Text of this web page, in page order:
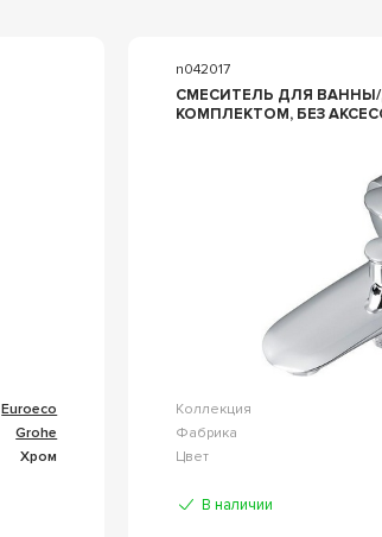
Euroeco
Grohe
Хром
n042017
СМЕСИТЕЛЬ ДЛЯ
КОМПЛЕКТОМ, БЕЗ
Коллекция
Фабрика
Цвет
В наличии